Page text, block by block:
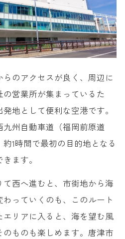
旅サラダで取材した佐賀のおすすめ観光スポット
のアクセスが良く、周辺に
営業所が集まっているた
地として便利な空港です。
州自動車道（福岡前原道
1時間で最初の目的地となる
ます。
西へ進むと、市街地から海
っていくのも、このルート
リアに入ると、海を望む風
ものも楽しめます。唐津市